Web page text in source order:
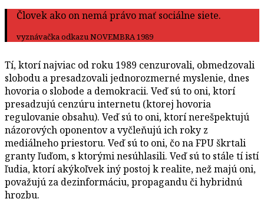
Človek ako on nemá právo mať sociálne siete.
vyznávačka odkazu NOVEMBRA 1989
Tí, ktorí najviac od roku 1989 cenzurovali, obmedzovali
slobodu a presadzovali jednorozmerné myslenie, dnes
hovoria o slobode a demokracii. Veď sú to oni, ktorí
presadzujú cenzúru internetu (ktorej hovoria
regulovanie obsahu). Veď sú to oni, ktorí nerešpektujú
názorových oponentov a vyčleňujú ich roky z
mediálneho priestoru. Veď sú to oni, čo na FPU škrtali
granty ľuďom, s ktorými nesúhlasili. Veď sú to stále tí istí
ľudia, ktorí akýkoľvek iný postoj k realite, než majú oni,
považujú za dezinformáciu, propagandu či hybridnú
hrozbu.